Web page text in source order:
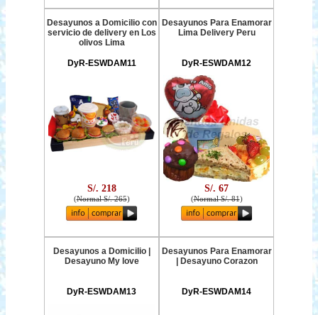
Desayunos a Domicilio con
servicio de delivery en Los
olivos Lima
DyR-ESWDAM11
S/. 218
(Normal S/. 265)
Desayunos Para Enamorar
Lima Delivery Peru
DyR-ESWDAM12
S/. 67
(Normal S/. 81)
Desayunos a Domicilio |
Desayuno My love
DyR-ESWDAM13
Desayunos Para Enamorar
| Desayuno Corazon
DyR-ESWDAM14